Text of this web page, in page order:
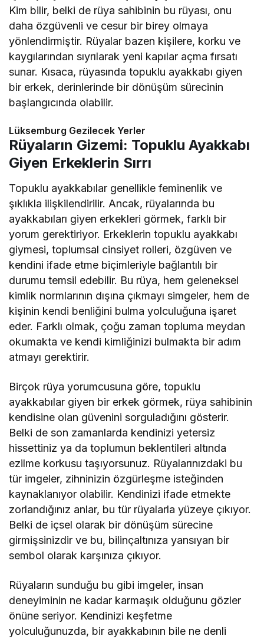
Kim bilir, belki de rüya sahibinin bu rüyası, onu
daha özgüvenli ve cesur bir birey olmaya
yönlendirmiştir. Rüyalar bazen kişilere, korku ve
kaygılarından sıyrılarak yeni kapılar açma fırsatı
sunar. Kısaca, rüyasında topuklu ayakkabı giyen
bir erkek, derinlerinde bir dönüşüm sürecinin
başlangıcında olabilir.
Lüksemburg Gezilecek Yerler
Rüyaların Gizemi: Topuklu Ayakkabı
Giyen Erkeklerin Sırrı
Topuklu ayakkabılar genellikle feminenlik ve
şıklıkla ilişkilendirilir. Ancak, rüyalarında bu
ayakkabıları giyen erkekleri görmek, farklı bir
yorum gerektiriyor. Erkeklerin topuklu ayakkabı
giymesi, toplumsal cinsiyet rolleri, özgüven ve
kendini ifade etme biçimleriyle bağlantılı bir
durumu temsil edebilir. Bu rüya, hem geleneksel
kimlik normlarının dışına çıkmayı simgeler, hem de
kişinin kendi benliğini bulma yolculuğuna işaret
eder. Farklı olmak, çoğu zaman topluma meydan
okumakta ve kendi kimliğinizi bulmakta bir adım
atmayı gerektirir.
Birçok rüya yorumcusuna göre, topuklu
ayakkabılar giyen bir erkek görmek, rüya sahibinin
kendisine olan güvenini sorguladığını gösterir.
Belki de son zamanlarda kendinizi yetersiz
hissettiniz ya da toplumun beklentileri altında
ezilme korkusu taşıyorsunuz. Rüyalarınızdaki bu
tür imgeler, zihninizin özgürleşme isteğinden
kaynaklanıyor olabilir. Kendinizi ifade etmekte
zorlandığınız anlar, bu tür rüyalarla yüzeye çıkıyor.
Belki de içsel olarak bir dönüşüm sürecine
girmişsinizdir ve bu, bilinçaltınıza yansıyan bir
sembol olarak karşınıza çıkıyor.
Rüyaların sunduğu bu gibi imgeler, insan
deneyiminin ne kadar karmaşık olduğunu gözler
önüne seriyor. Kendinizi keşfetme
yolculuğunuzda, bir ayakkabının bile ne denli